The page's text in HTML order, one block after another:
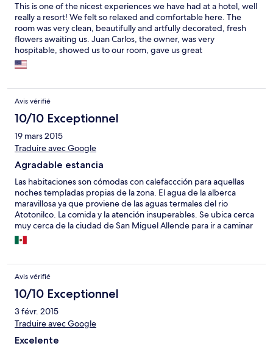
This is one of the nicest experiences we have had at a hotel, well
really a resort! We felt so relaxed and comfortable here. The
room was very clean, beautifully and artfully decorated, fresh
flowers awaiting us. Juan Carlos, the owner, was very
hospitable, showed us to our room, gave us great
recommendations for local restaurants and attractions. His
suggestions really made our trip great. The thermal hot spring in
the dining area is a very beautiful and restful environment to
enjoy meals , cocktails or just relaxing by the pool. The staff at
NIrvana were personable and very professional. I had a massage
in the spa area that was also excellent. We loved the taxi driver,
Vicente, who Juan Carlos called for us to take us into town. we
used him for the rest of our trip.
Avis vérifié
10/10 Exceptionnel
19 mars 2015
Traduire avec Google
Agradable estancia
Las habitaciones son cómodas con calefaccción para aquellas
noches templadas propias de la zona. El agua de la alberca
maravillosa ya que proviene de las aguas termales del rio
Atotonilco. La comida y la atención insuperables. Se ubica cerca
muy cerca de la ciudad de San Miguel Allende para ir a caminar
y conocer.
Avis vérifié
10/10 Exceptionnel
3 févr. 2015
Traduire avec Google
Excelente